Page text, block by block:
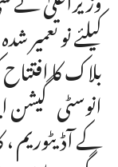
کیلئے نو
بلاک کا
انوسٹی گیشن
کے آڈیٹوریم ،